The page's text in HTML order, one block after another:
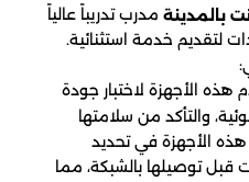
بالمدينة مدرب تدريباً عالياً
لتقديم خدمة استثنائية.
هذه الأجهزة لاختبار جودة
والتأكد من سلامتها
الأجهزة في تحديد
قبل توصيلها بالشبكة، مما